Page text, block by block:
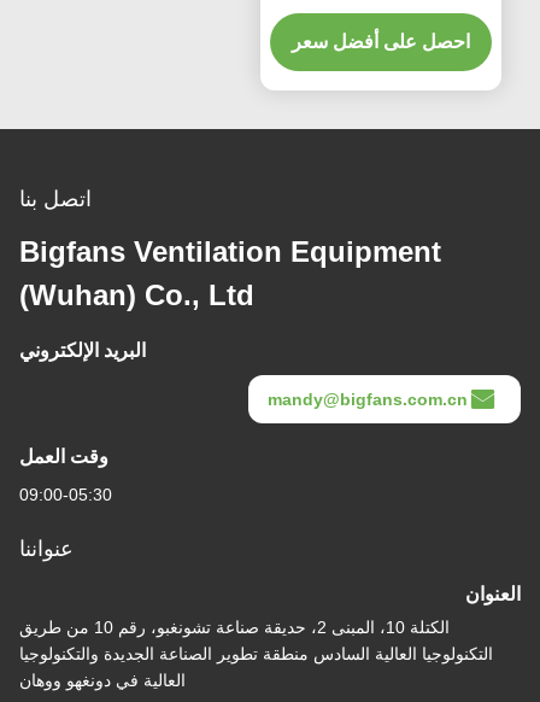
سقف المستودع الكبير
احصل على أفضل سعر
اتصل بنا
Bigfans Ventilation Equipment
(Wuhan) Co., Ltd
البريد الإلكتروني
mandy@bigfans.com.cn
وقت العمل
09:00-05:30
عنواننا
العنوان
الكتلة 10، المبنى 2، حديقة صناعة تشونغبو، رقم 10 من طريق
التكنولوجيا العالية السادس منطقة تطوير الصناعة الجديدة والتكنولوجيا
العالية في دونغهو ووهان